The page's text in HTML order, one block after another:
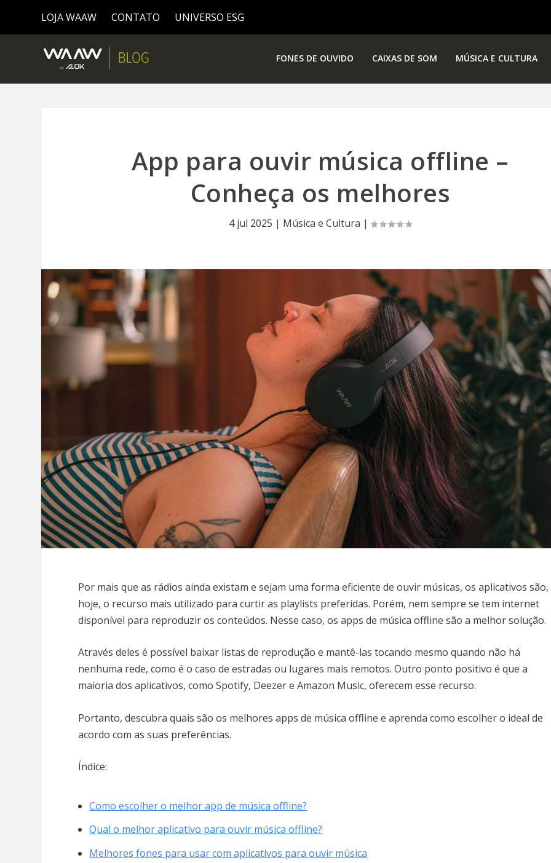
LOJA WAAW CONTATO UNIVERSO ESG
FONES DE OUVIDO CAIXAS DE SOM MÚSICA E CULTURA
App para ouvir música offline –
Conheça os melhores
4 jul 2025 | Música e Cultura |
Por mais que as rádios ainda existam e sejam uma forma eficiente de ouvir músicas, os aplicativos são,
hoje, o recurso mais utilizado para curtir as playlists preferidas. Porém, nem sempre se tem internet
disponível para reproduzir os conteúdos. Nesse caso, os apps de música offline são a melhor solução.
Através deles é possível baixar listas de reprodução e mantê-las tocando mesmo quando não há
nenhuma rede, como é o caso de estradas ou lugares mais remotos. Outro ponto positivo é que a
maioria dos aplicativos, como Spotify, Deezer e Amazon Music, oferecem esse recurso.
Portanto, descubra quais são os melhores apps de música offline e aprenda como escolher o ideal de
acordo com as suas preferências.
Índice:
Como escolher o melhor app de música offline?
Qual o melhor aplicativo para ouvir música offline?
Melhores fones para usar com aplicativos para ouvir música